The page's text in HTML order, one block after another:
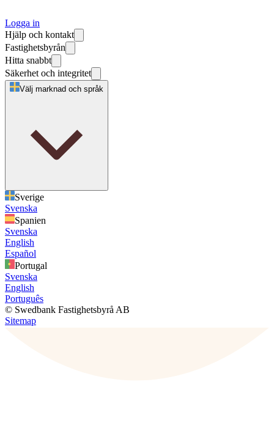
Logga in
Hjälp och kontakt
Fastighetsbyrån
Hitta snabbt
Säkerhet och integritet
Välj marknad och språk
Sverige
Svenska
Spanien
Svenska
English
Español
Portugal
Svenska
English
Português
© Swedbank Fastighetsbyrå AB
Sitemap